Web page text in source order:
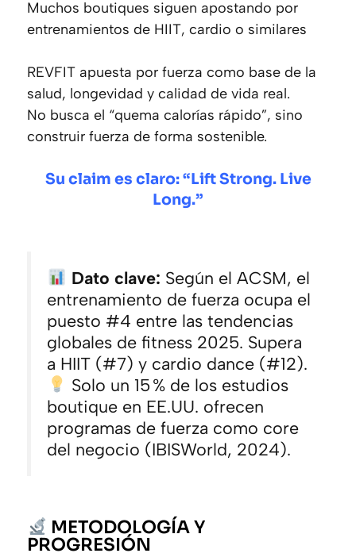
Muchos boutiques siguen apostando por
entrenamientos de HIIT, cardio o similares
REVFIT apuesta por fuerza como base de la
salud, longevidad y calidad de vida real.
No busca el “quema calorías rápido”, sino
construir fuerza de forma sostenible.
Su claim es claro:“Lift Strong. Live
Long.”
Dato clave: Según el ACSM, el
entrenamiento de fuerza ocupa el
puesto #4 entre las tendencias
globales de fitness 2025. Supera
a HIIT (#7) y cardio dance (#12).
Solo un 15 % de los estudios
boutique en EE.UU. ofrecen
programas de fuerza como core
del negocio (IBISWorld, 2024).
METODOLOGÍA Y
PROGRESIÓN